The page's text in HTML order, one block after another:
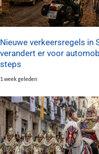
Nieuwe verkeersregels in
verandert er voor
steps
1 week geleden